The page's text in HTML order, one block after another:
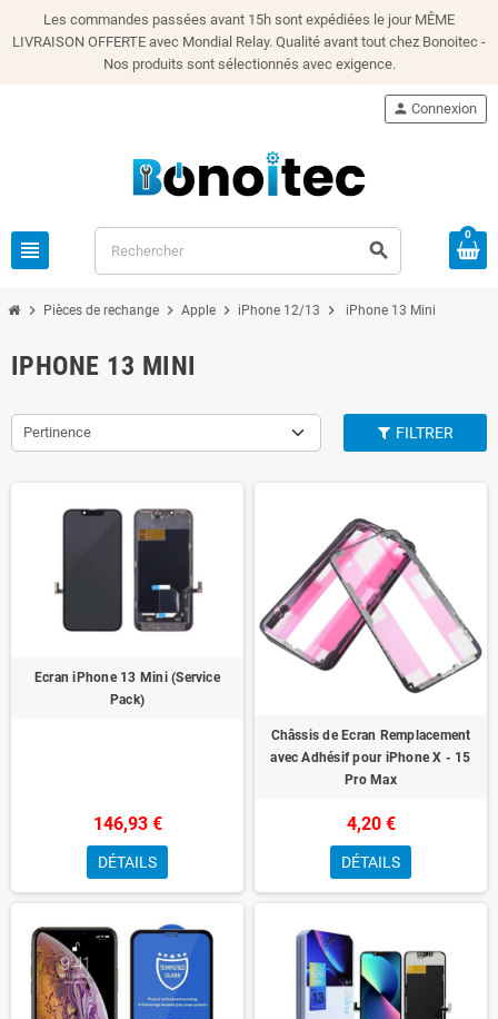
Les commandes passées avant 15h sont expédiées le jour MÊME
LIVRAISON OFFERTE avec Mondial Relay. Qualité avant tout chez Bonoitec -
Nos produits sont sélectionnés avec exigence.
view_headline search
person Connexion
0
chevron_right Pièces de rechange chevron_right Apple chevron_right iPhone 12/13 chevron_right iPhone 13 Mini
IPHONE 13 MINI
Pertinence FILTRER
Ecran iPhone 13 Mini (Service
Pack)
146,93 €
DÉTAILS
Châssis de Ecran Remplacement
avec Adhésif pour iPhone X - 15
Pro Max
4,20 €
DÉTAILS